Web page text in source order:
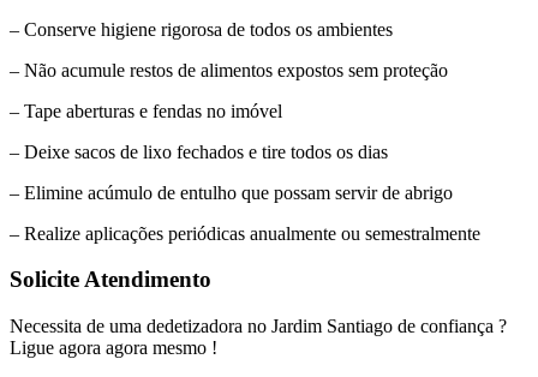
– Conserve higiene rigorosa de todos os ambientes
– Não acumule restos de alimentos expostos sem proteção
– Tape aberturas e fendas no imóvel
– Deixe sacos de lixo fechados e tire todos os dias
– Elimine acúmulo de entulho que possam servir de abrigo
– Realize aplicações periódicas anualmente ou semestralmente
Solicite Atendimento
Necessita de uma dedetizadora no Jardim Santiago de confiança ?
Ligue agora agora mesmo !